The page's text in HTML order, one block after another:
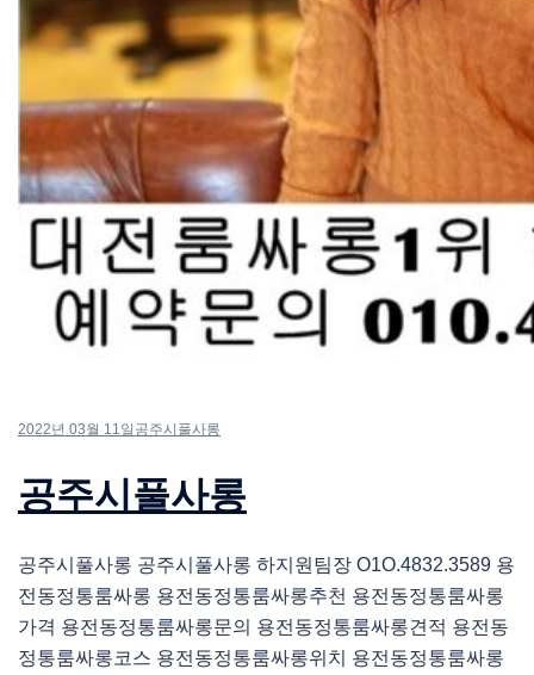
2022년 03월 11일 공주시풀사롱
공주시풀사롱
공주시풀사롱 공주시풀사롱 하지원팀장 O1O.4832.3589 용
전동정통룸싸롱 용전동정통룸싸롱추천 용전동정통룸싸롱
가격 용전동정통룸싸롱문의 용전동정통룸싸롱견적 용전동
정통룸싸롱코스 용전동정통룸싸롱위치 용전동정통룸싸롱